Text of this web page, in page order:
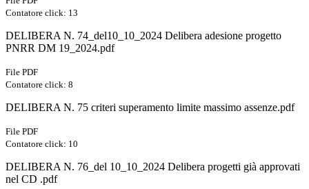
Contatore click: 13
DELIBERA N. 74_del10_10_2024 Delibera adesione progetto
PNRR DM 19_2024.pdf
File PDF
Contatore click: 8
DELIBERA N. 75 criteri superamento limite massimo assenze.pdf
File PDF
Contatore click: 10
DELIBERA N. 76_del 10_10_2024 Delibera progetti già approvati
nel CD .pdf